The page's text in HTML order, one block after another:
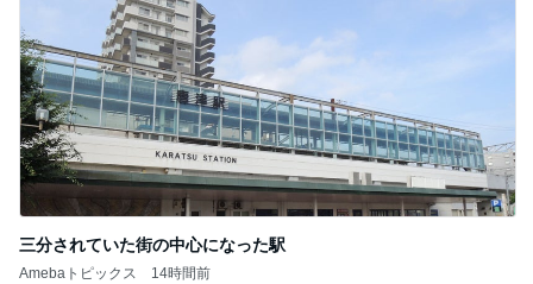
三分されていた街の中心になった駅
Amebaトピックス 14時間前